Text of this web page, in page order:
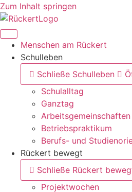
Zum Inhalt springen
Menschen am Rückert
Schulleben
Schließe Schulleben
Schulalltag
Ganztag
Arbeitsgemeinschaften
Betriebspraktikum
Berufs- und
Rückert bewegt
Schließe Rückert
Projektwochen